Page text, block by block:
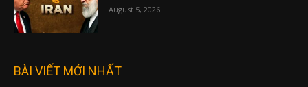
August 5, 2026
BÀI VIẾT MỚI NHẤT